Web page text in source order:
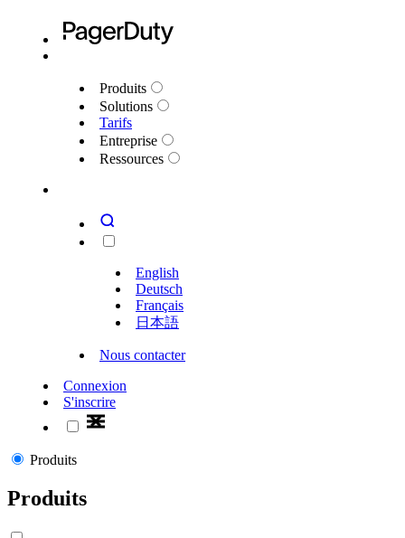
Produits
Solutions
Tarifs
Entreprise
Ressources
English
Deutsch
Français
日本語
Nous contacter
Connexion
S'inscrire
Produits
Produits